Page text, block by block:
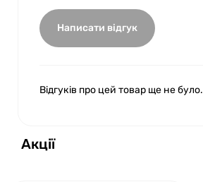
Написати відгук
Відгуків про цей товар ще не було.
Акції